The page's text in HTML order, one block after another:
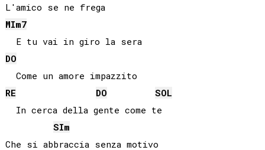
L'amico se ne frega
MIm7
  E tu vai in giro la sera
DO
RE
DO
SOL
  In cerca della gente come te
SIm
Che si abbraccia senza motivo